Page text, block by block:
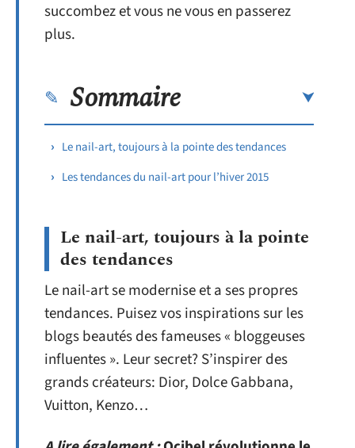
succombez et vous ne vous en passerez
plus.
Sommaire
Le nail-art, toujours à la pointe des tendances
Les tendances du nail-art pour l’hiver 2015
Le nail-art, toujours à la pointe
des tendances
Le nail-art se modernise et a ses propres
tendances. Puisez vos inspirations sur les
blogs beautés des fameuses « bloggeuses
influentes ». Leur secret? S’inspirer des
grands créateurs: Dior, Dolce Gabbana,
Vuitton, Kenzo…